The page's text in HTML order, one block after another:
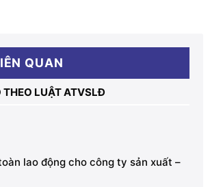
QUAN
THEO LUẬT ATVSLĐ
lao động cho công ty sản xuất –